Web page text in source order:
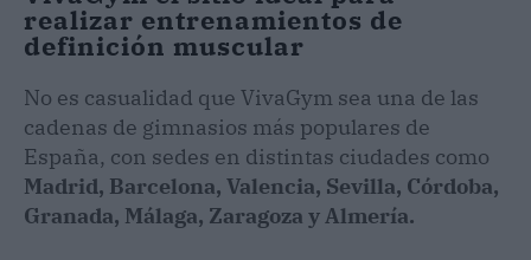
realizar entrenamientos de
definición muscular
No es casualidad que VivaGym sea una de las
cadenas de gimnasios más populares de
España, con sedes en distintas ciudades como
Madrid, Barcelona, Valencia, Sevilla, Córdoba,
Granada, Málaga, Zaragoza y Almería.